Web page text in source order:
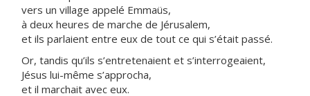
vers un village appelé Emmaüs,
à deux heures de marche de Jérusalem,
et ils parlaient entre eux de tout ce qui s’était passé.
Or, tandis qu’ils s’entretenaient et s’interrogeaient,
Jésus lui-même s’approcha,
et il marchait avec eux.